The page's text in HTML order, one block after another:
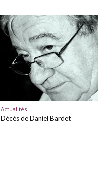
Actualités
Décès de Daniel Bardet